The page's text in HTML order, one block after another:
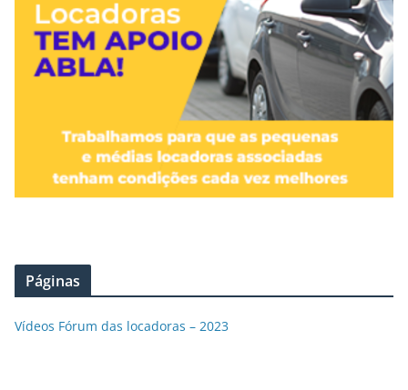
Páginas
Vídeos Fórum das locadoras – 2023